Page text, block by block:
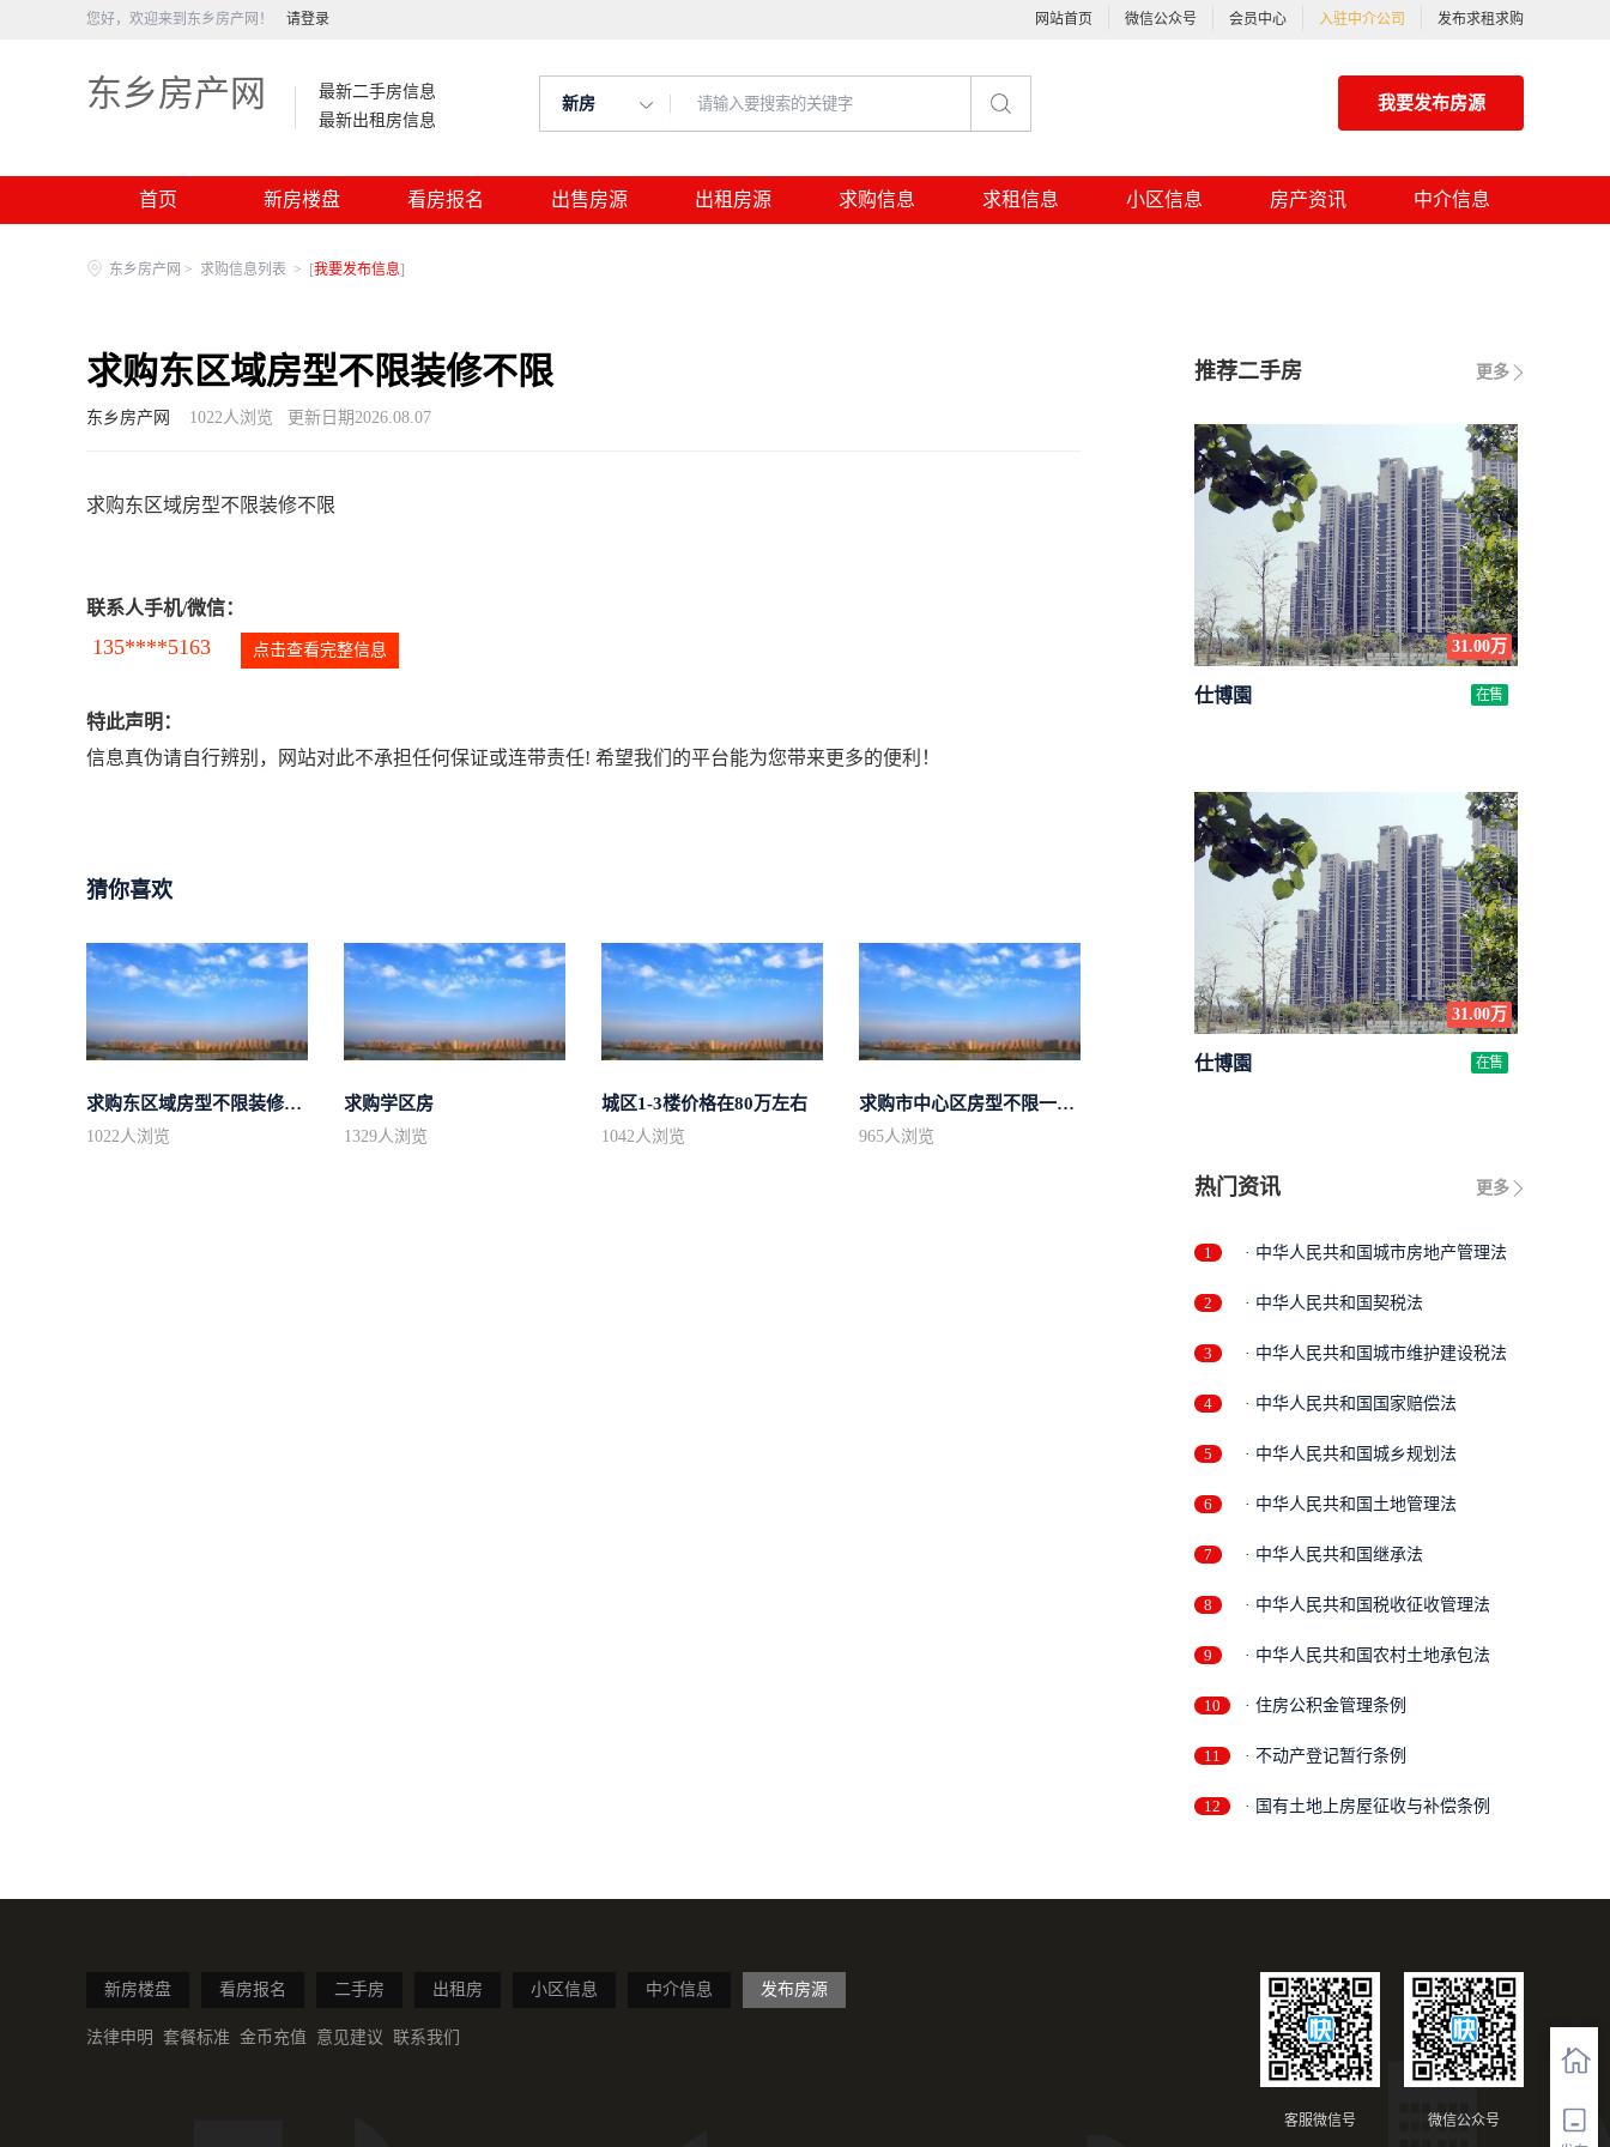
您好，欢迎来到东乡房产网！ 请登录 网站首页 微信公众号 会员中心 入驻中介公司 发布求租求购
东乡房产网
最新二手房信息
最新出租房信息
新房 我要发布房源
首页 新房楼盘 看房报名 出售房源 出租房源 求购信息 求租信息 小区信息 房产资讯 中介信息
东乡房产网 > 求购信息列表 > [我要发布信息]
求购东区域房型不限装修不限
东乡房产网 1022人浏览 更新日期2026.08.07
求购东区域房型不限装修不限
联系人手机/微信：
135****5163 点击查看完整信息
特此声明：
信息真伪请自行辨别，网站对此不承担任何保证或连带责任! 希望我们的平台能为您带来更多的便利！
猜你喜欢
求购东区域房型不限装修不限
1022人浏览
求购学区房
1329人浏览
城区1-3楼价格在80万左右
1042人浏览
求购市中心区房型不限一室一厅一卫简...
965人浏览
更多
推荐二手房
31.00万
仕博園 在售
31.00万
仕博園 在售
更多
热门资讯
1 · 中华人民共和国城市房地产管理法
2 · 中华人民共和国契税法
3 · 中华人民共和国城市维护建设税法
4 · 中华人民共和国国家赔偿法
5 · 中华人民共和国城乡规划法
6 · 中华人民共和国土地管理法
7 · 中华人民共和国继承法
8 · 中华人民共和国税收征收管理法
9 · 中华人民共和国农村土地承包法
10 · 住房公积金管理条例
11 · 不动产登记暂行条例
12 · 国有土地上房屋征收与补偿条例
新房楼盘 看房报名 二手房 出租房 小区信息 中介信息 发布房源
法律申明 套餐标准 金币充值 意见建议 联系我们
微信公众号
客服微信号